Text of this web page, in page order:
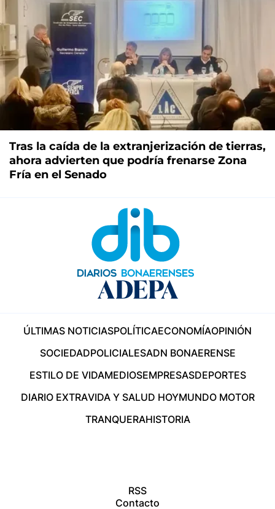
Tras la caída de la extranjerización de tierras,
ahora advierten que podría frenarse Zona
Fría en el Senado
ÚLTIMAS NOTICIASPOLÍTICAECONOMÍAOPINIÓN
SOCIEDADPOLICIALESADN BONAERENSE
ESTILO DE VIDAMEDIOSEMPRESASDEPORTES
DIARIO EXTRAVIDA Y SALUD HOYMUNDO MOTOR
TRANQUERAHISTORIA
RSS
Contacto